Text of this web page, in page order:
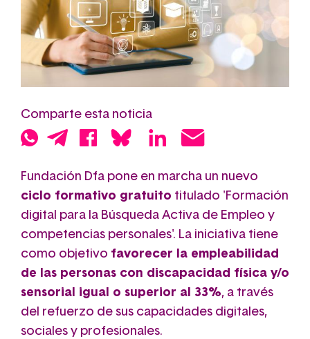
Comparte esta noticia
Fundación Dfa pone en marcha un nuevo
ciclo formativo gratuito titulado 'Formación
digital para la Búsqueda Activa de Empleo y
competencias personales'. La iniciativa tiene
como objetivo favorecer la empleabilidad
de las personas con discapacidad física y/o
sensorial igual o superior al 33%, a través
del refuerzo de sus capacidades digitales,
sociales y profesionales.